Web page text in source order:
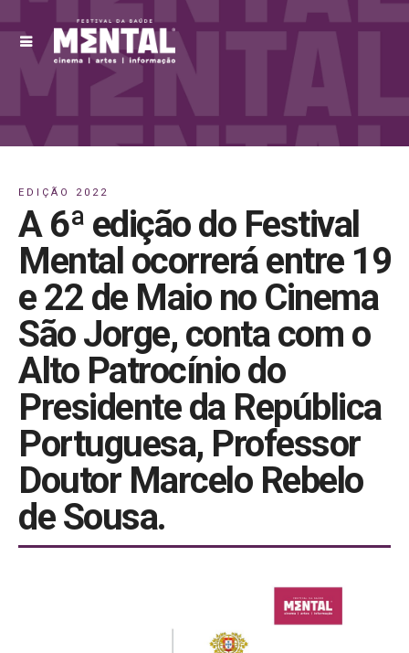
EDIÇÃO 2022
A 6ª edição do Festival
Mental ocorrerá entre 19
e 22 de Maio no Cinema
São Jorge, conta com o
Alto Patrocínio do
Presidente da República
Portuguesa, Professor
Doutor Marcelo Rebelo
de Sousa.